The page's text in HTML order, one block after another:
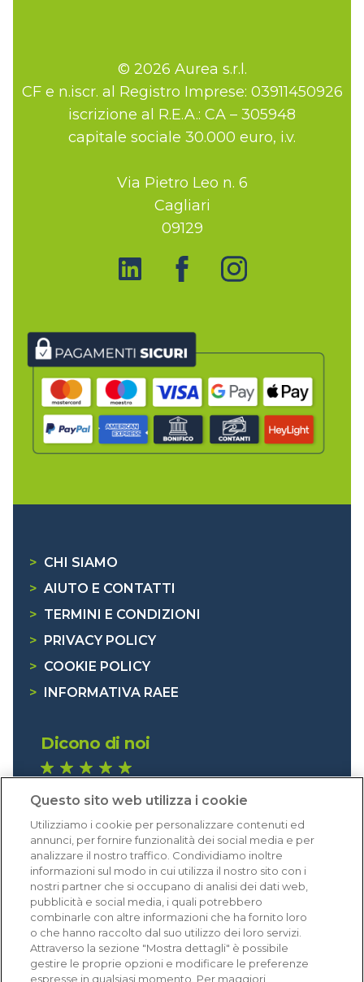
© 2026 Aurea s.r.l.
CF e n.iscr. al Registro Imprese: 03911450926
iscrizione al R.E.A.: CA – 305948
capitale sociale 30.000 euro, i.v.
Via Pietro Leo n. 6
Cagliari
09129
> CHI SIAMO
> AIUTO E CONTATTI
> TERMINI E CONDIZIONI
>
PRIVACY POLICY
> COOKIE POLICY
>
INFORMATIVA RAEE
Dicono di noi
Eccellente (4,8)
Acquisti verificati
Questo sito web utilizza i cookie
Utilizziamo i cookie per personalizzare contenuti ed
annunci, per fornire funzionalità dei social media e per
analizzare il nostro traffico. Condividiamo inoltre
informazioni sul modo in cui utilizza il nostro sito con i
nostri partner che si occupano di analisi dei dati web,
pubblicità e social media, i quali potrebbero
combinarle con altre informazioni che ha fornito loro
o che hanno raccolto dal suo utilizzo dei loro servizi.
Attraverso la sezione "Mostra dettagli" è possibile
gestire le proprie opzioni e modificare le preferenze
espresse in qualsiasi momento. Per maggiori